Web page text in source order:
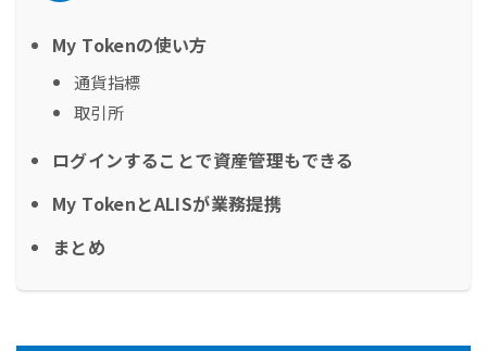
My Tokenの使い方
通貨指標
取引所
ログインすることで資産管理もできる
My TokenとALISが業務提携
まとめ